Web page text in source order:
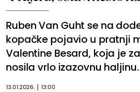
Ruben Van Guht se na
kopačke pojavio u pratnji
Valentine Besard, koja je
nosila vrlo izazovnu haljinu.
13.01.2026. 13:00